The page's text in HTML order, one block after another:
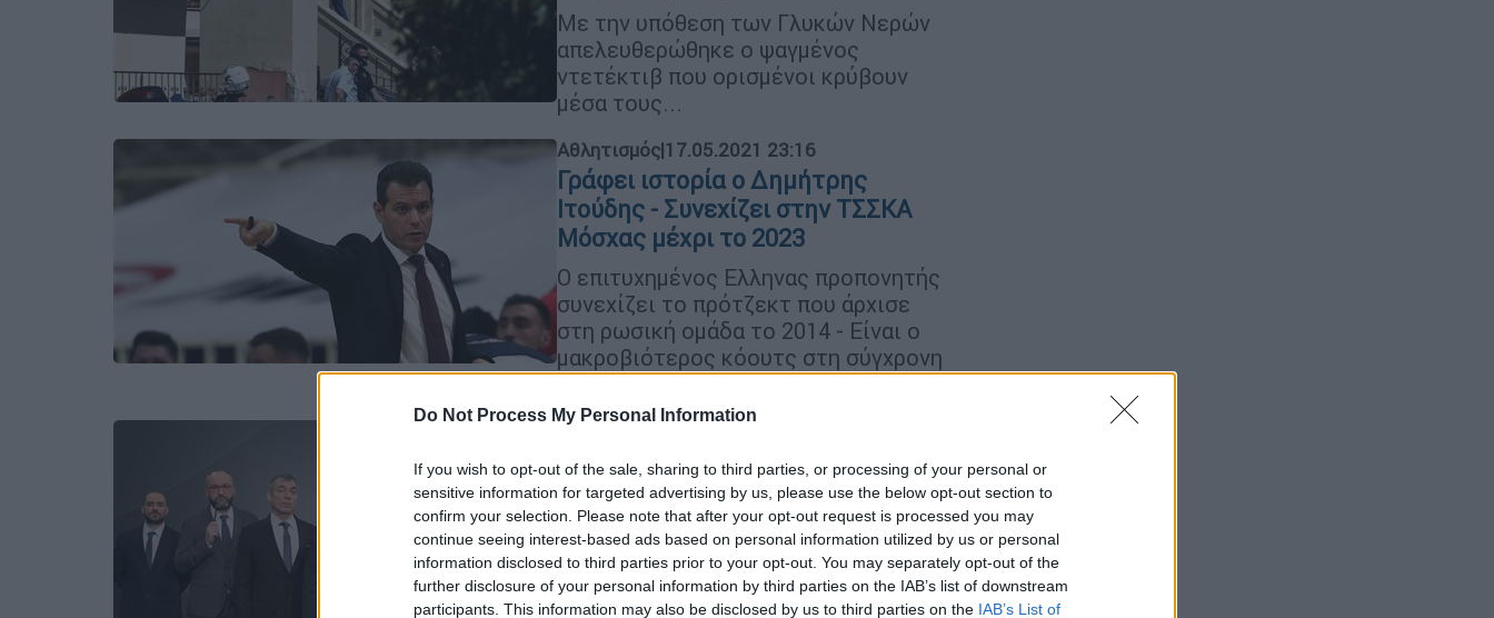
Do Not Process My Personal Information
If you wish to opt-out of the sale, sharing to third parties, or processing of your personal or
sensitive information for targeted advertising by us, please use the below opt-out section to
confirm your selection. Please note that after your opt-out request is processed you may
continue seeing interest-based ads based on personal information utilized by us or personal
information disclosed to third parties prior to your opt-out. You may separately opt-out of the
further disclosure of your personal information by third parties on the IAB’s list of downstream
participants. This information may also be disclosed by us to third parties on the IAB’s List of
Με την υπόθεση των Γλυκών Νερών
απελευθερώθηκε ο ψαγμένος
ντετέκτιβ που ορισμένοι κρύβουν
μέσα τους...
Αθλητισμός|17.05.2021 23:16
Γράφει ιστορία ο Δημήτρης
Ιτούδης - Συνεχίζει στην ΤΣΣΚΑ
Μόσχας μέχρι το 2023
Ο επιτυχημένος Ελληνας προπονητής
συνεχίζει το πρότζεκτ που άρχισε
στη ρωσική ομάδα το 2014 - Είναι ο
μακροβιότερος κόουτς στη σύγχρονη
ιστορία της ΤΣΣΚΑ
Lifestyle|17.05.2021 23:09
Ράδιο Αρβύλα: Οι γενετικές
ομοιότητες των σημερινών
Ελλήνων με τους αρχαίους και τα
ακατάλληλα πρωτοσέλιδα